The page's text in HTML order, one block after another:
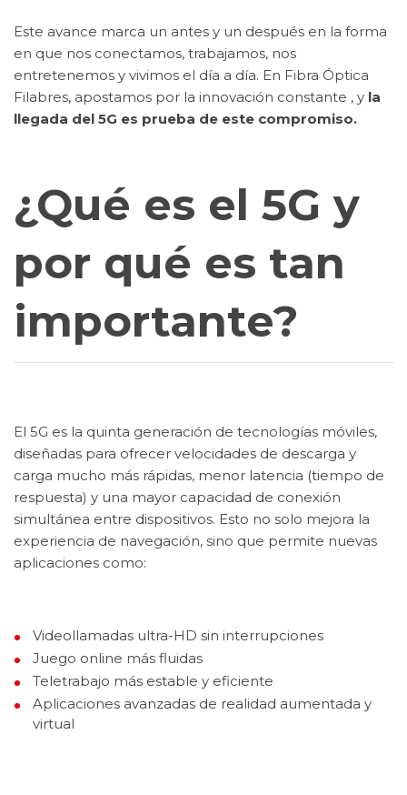
Este avance marca un antes y un después en la forma
en que nos conectamos, trabajamos, nos
entretenemos y vivimos el día a día. En Fibra Óptica
Filabres, apostamos por la innovación constante , y la
llegada del 5G es prueba de este compromiso.
¿Qué es el 5G y
por qué es tan
importante?
El 5G es la quinta generación de tecnologías móviles,
diseñadas para ofrecer velocidades de descarga y
carga mucho más rápidas, menor latencia (tiempo de
respuesta) y una mayor capacidad de conexión
simultánea entre dispositivos. Esto no solo mejora la
experiencia de navegación, sino que permite nuevas
aplicaciones como:
Videollamadas ultra-HD sin interrupciones
Juego online más fluidas
Teletrabajo más estable y eficiente
Aplicaciones avanzadas de realidad aumentada y
virtual